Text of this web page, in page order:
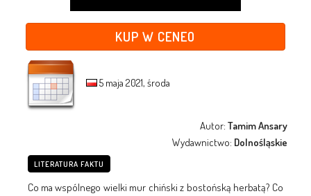
KUP W CENEO
5 maja 2021, środa
Autor:Tamim Ansary
Wydawnictwo: Dolnośląskie
LITERATURA FAKTU
Co ma wspólnego wielki mur chiński z bostońską herbatą? Co